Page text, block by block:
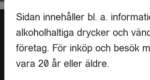
Är du leverantör?
Sidan innehåller bl. a.
alkoholhaltiga drycker och
företag. För inköp och besök
vara 20 år eller äldre.